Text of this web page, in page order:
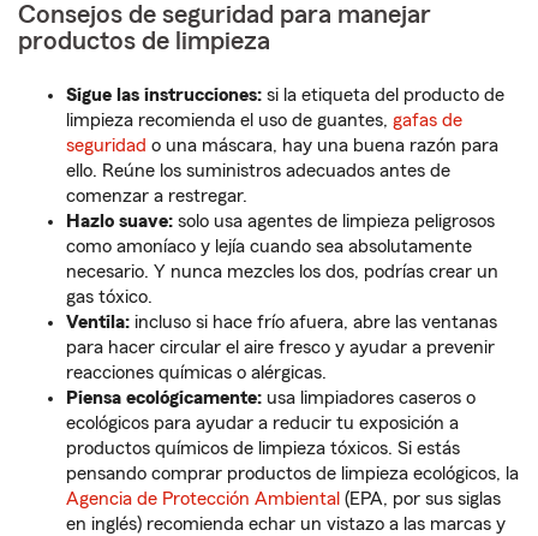
Consejos de seguridad para manejar
productos de limpieza
Sigue las instrucciones: si la etiqueta del producto de
limpieza recomienda el uso de guantes, gafas de
seguridad o una máscara, hay una buena razón para
ello. Reúne los suministros adecuados antes de
comenzar a restregar.
Hazlo suave: solo usa agentes de limpieza peligrosos
como amoníaco y lejía cuando sea absolutamente
necesario. Y nunca mezcles los dos, podrías crear un
gas tóxico.
Ventila: incluso si hace frío afuera, abre las ventanas
para hacer circular el aire fresco y ayudar a prevenir
reacciones químicas o alérgicas.
Piensa ecológicamente: usa limpiadores caseros o
ecológicos para ayudar a reducir tu exposición a
productos químicos de limpieza tóxicos. Si estás
pensando comprar productos de limpieza ecológicos, la
Agencia de Protección Ambiental (EPA, por sus siglas
en inglés) recomienda echar un vistazo a las marcas y